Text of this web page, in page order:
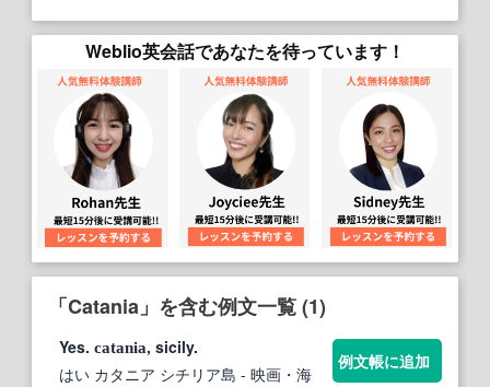
Weblio英会話であなたを待っています！
「Catania」を含む例文一覧 (1)
Yes. catania, sicily.
はい カタニア シチリア島 - 映画・海
例文帳に追加